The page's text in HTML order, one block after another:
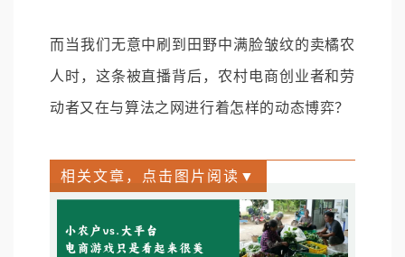
而当我们无意中刷到田野中满脸皱纹的卖橘农
人时，这条被直播背后，农村电商创业者和劳
动者又在与算法之网进行着怎样的动态博弈？
相关文章，点击图片阅读▼